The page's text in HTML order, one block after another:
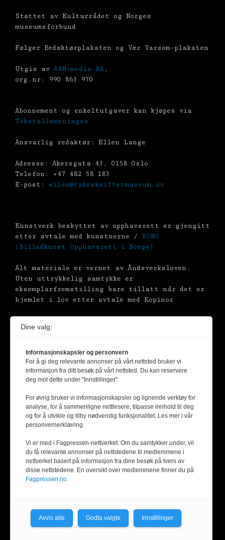
Støttet av Kulturrådet og Norges
museumsforbund
Følger Redaktørplakaten og Vær Varsom-plakaten
Utgis av ABM-media AS ,
org.nr: 990 863 970
Abonnement og enkeltutgaver kan kjøpes via
Tekstallmenningen
Ansvarlig redaktør: Ellen Lange
Adresse: Akersgata 43, 0158 Oslo
Telefon: +47 482 58 183
E-post: ellen@tidsskriftetmuseum.no
Kunstverk beskyttet av opphavsrett er gjengitt
etter avtale med kunstnerne / BONO
(Billedkunst Opphavsrett i Norge)
Alt materiale er vernet av Åndsverksloven.
Uten uttrykkelig samtykke er
eksemplarfremstilling bare tillatt når det er
hjemlet i lov etter avtale med Kopinor
Dine valg:
Informasjonskapsler og personvern
For å gi deg relevante annonser på vårt nettsted bruker vi
informasjon fra ditt besøk på vårt nettsted. Du kan reservere
deg mot dette under "Innstillinger".
For øvrig bruker vi informasjonskapsler og lignende verktøy for
analyse, for å sammenligne nettlesere, tilpasse innhold til deg
og for å utvikle og tilby nødvendig funksjonalitet. Les mer i vår
personvernerklæring.
Vi er med i Fagpressen-nettverket. Om du samtykker under, vil
du få relevante annonser på nettstedene til medlemmene i
nettverket basert på informasjon fra dine besøk på tvers av
disse nettstedene. En oversikt over medlemmene finner du på
Fagpressen.no.
Avvis alle Godta valgte Innstillinger